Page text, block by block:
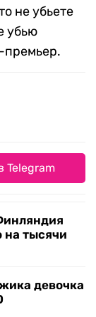
не убьете
убью
премьер.
Telegram
на тысячи
девочка